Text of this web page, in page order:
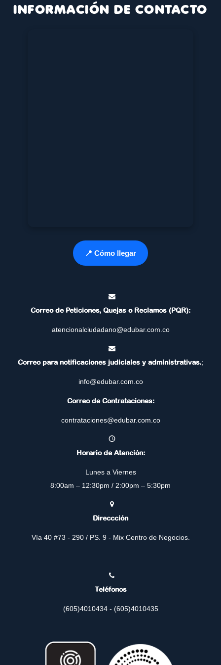
INFORMACIÓN DE CONTACTO
📍 Cómo llegar
Correo de Peticiones, Quejas o Reclamos (PQR):
atencionalciudadano@edubar.com.co
Correo para notificaciones judiciales y administrativas.;
info@edubar.com.co
Correo de Contrataciones:
contrataciones@edubar.com.co
Horario de Atención:
Lunes a Viernes
8:00am – 12:30pm / 2:00pm – 5:30pm
Direccción
Vía 40 #73 - 290 / PS. 9 - Mix Centro de Negocios.
Teléfonos
(605)4010434 - (605)4010435